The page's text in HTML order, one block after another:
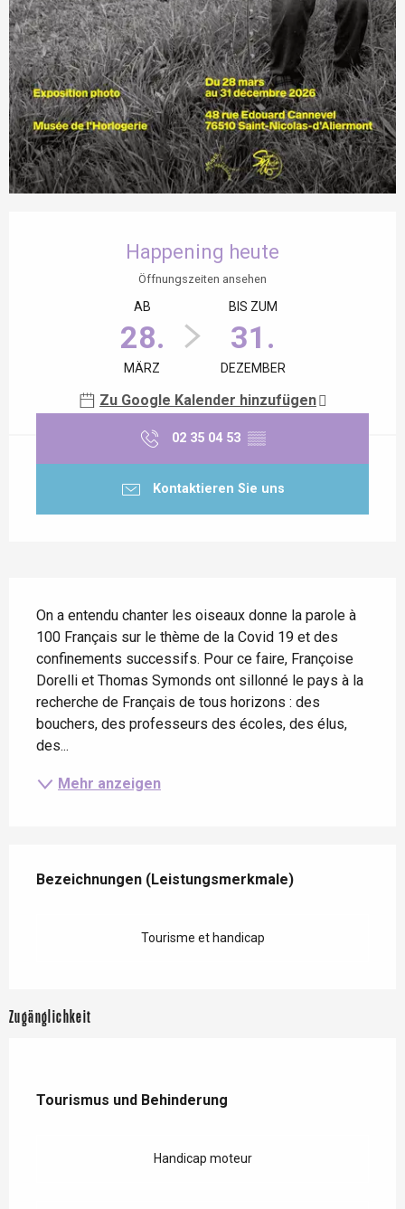
Happening heute
Öffnungszeiten ansehen
AB
28.
MÄRZ
BIS ZUM
31.
DEZEMBER
Zu Google Kalender hinzufügen
02 35 04 53 ▒▒
Kontaktieren Sie uns
On a entendu chanter les oiseaux donne la parole à
100 Français sur le thème de la Covid 19 et des
confinements successifs. Pour ce faire, Françoise
Dorelli et Thomas Symonds ont sillonné le pays à la
recherche de Français de tous horizons : des
bouchers, des professeurs des écoles, des élus,
des...
Mehr anzeigen
Bezeichnungen (Leistungsmerkmale)
Bezeichnungen (Leistungsmerkmale)
Tourisme et handicap
Zugänglichkeit
Tourismus und Behinderung
Tourismus und Behinderung
Handicap moteur